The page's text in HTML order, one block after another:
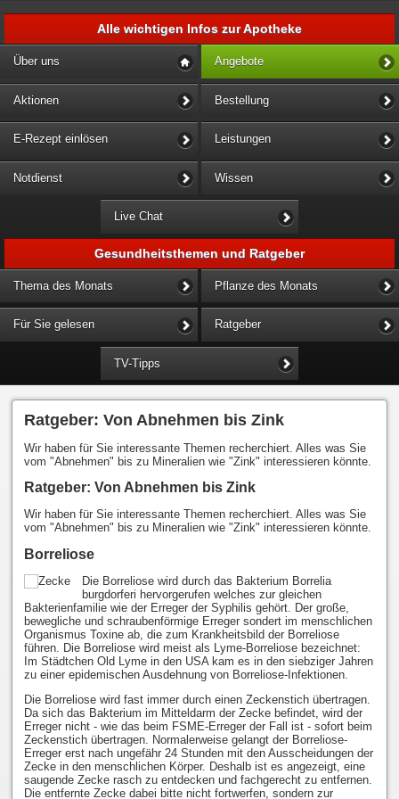
Alle wichtigen Infos zur Apotheke
Über uns Angebote
Aktionen Bestellung
E-Rezept einlösen Leistungen
Notdienst Wissen
Live Chat
Gesundheitsthemen und Ratgeber
Thema des Monats Pflanze des Monats
Für Sie gelesen Ratgeber
TV-Tipps
Ratgeber: Von Abnehmen bis Zink
Wir haben für Sie interessante Themen recherchiert. Alles was Sie
vom "Abnehmen" bis zu Mineralien wie "Zink" interessieren könnte.
Ratgeber: Von Abnehmen bis Zink
Wir haben für Sie interessante Themen recherchiert. Alles was Sie
vom "Abnehmen" bis zu Mineralien wie "Zink" interessieren könnte.
Borreliose
Die Borreliose wird durch das Bakterium Borrelia
burgdorferi hervorgerufen welches zur gleichen
Bakterienfamilie wie der Erreger der Syphilis gehört. Der große,
bewegliche und schraubenförmige Erreger sondert im menschlichen
Organismus Toxine ab, die zum Krankheitsbild der Borreliose
führen. Die Borreliose wird meist als Lyme-Borreliose bezeichnet:
Im Städtchen Old Lyme in den USA kam es in den siebziger Jahren
zu einer epidemischen Ausdehnung von Borreliose-Infektionen.
Die Borreliose wird fast immer durch einen Zeckenstich übertragen.
Da sich das Bakterium im Mitteldarm der Zecke befindet, wird der
Erreger nicht - wie das beim FSME-Erreger der Fall ist - sofort beim
Zeckenstich übertragen. Normalerweise gelangt der Borreliose-
Erreger erst nach ungefähr 24 Stunden mit den Ausscheidungen der
Zecke in den menschlichen Körper. Deshalb ist es angezeigt, eine
saugende Zecke rasch zu entdecken und fachgerecht zu entfernen.
Die entfernte Zecke dabei bitte nicht fortwerfen, sondern zur